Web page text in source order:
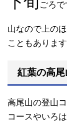
ごろで
山なので上の
こともあります
紅葉の高
高尾山の登山
コースやいろ